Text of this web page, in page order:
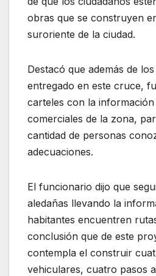
obras que se construyen
suroriente de la ciudad.
Destacó que además de
entregado en este cruce,
carteles con la
comerciales de la zona,
cantidad de personas
adecuaciones.
El funcionario dijo que
aledañas llevando la
habitantes encuentren
conclusión que de este
contempla el construir
vehiculares, cuatro pasos